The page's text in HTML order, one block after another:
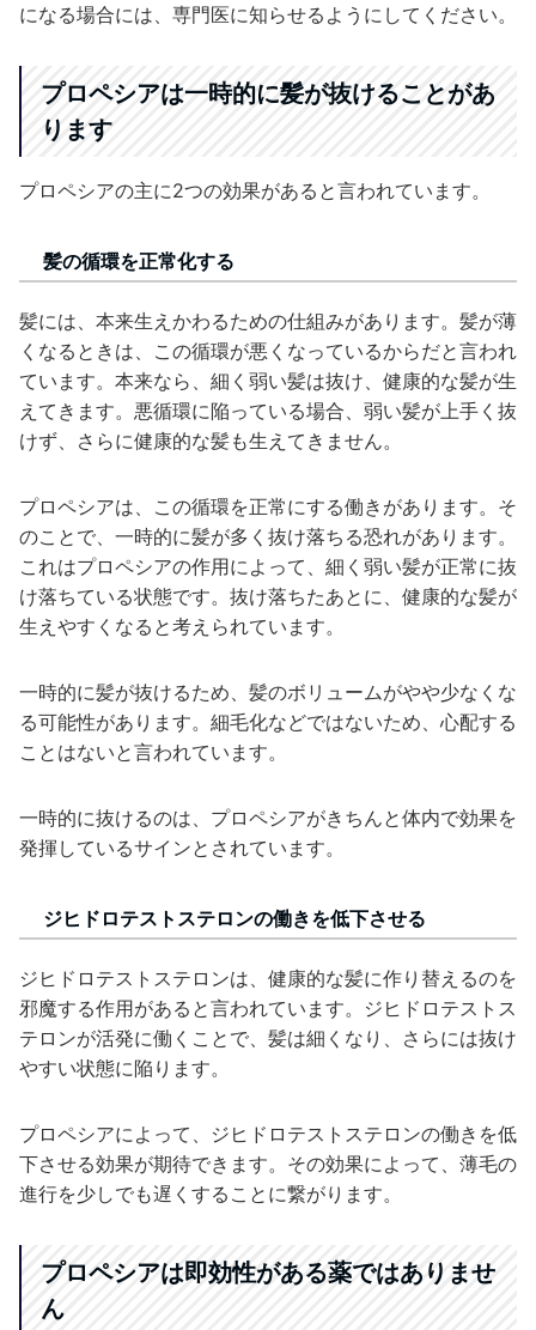
になる場合には、専門医に知らせるようにしてください。
プロペシアは一時的に髪が抜けることがあ
ります
プロペシアの主に2つの効果があると言われています。
髪の循環を正常化する
髪には、本来生えかわるための仕組みがあります。髪が薄
くなるときは、この循環が悪くなっているからだと言われ
ています。本来なら、細く弱い髪は抜け、健康的な髪が生
えてきます。悪循環に陥っている場合、弱い髪が上手く抜
けず、さらに健康的な髪も生えてきません。
プロペシアは、この循環を正常にする働きがあります。そ
のことで、一時的に髪が多く抜け落ちる恐れがあります。
これはプロペシアの作用によって、細く弱い髪が正常に抜
け落ちている状態です。抜け落ちたあとに、健康的な髪が
生えやすくなると考えられています。
一時的に髪が抜けるため、髪のボリュームがやや少なくな
る可能性があります。細毛化などではないため、心配する
ことはないと言われています。
一時的に抜けるのは、プロペシアがきちんと体内で効果を
発揮しているサインとされています。
ジヒドロテストステロンの働きを低下させる
ジヒドロテストステロンは、健康的な髪に作り替えるのを
邪魔する作用があると言われています。ジヒドロテストス
テロンが活発に働くことで、髪は細くなり、さらには抜け
やすい状態に陥ります。
プロペシアによって、ジヒドロテストステロンの働きを低
下させる効果が期待できます。その効果によって、薄毛の
進行を少しでも遅くすることに繋がります。
プロペシアは即効性がある薬ではありませ
ん